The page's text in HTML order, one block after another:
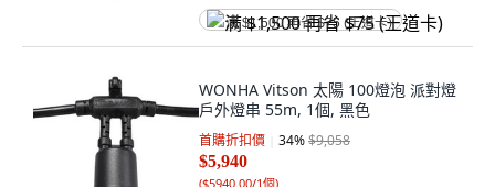
满 $1,500 再省 $75 (王道卡)
WONHA Vitson 太陽 100燈泡 派對燈
戶外燈串 55m, 1個, 黑色
首購折扣價 34%$9,058
$5,940
($5940.00/1個)